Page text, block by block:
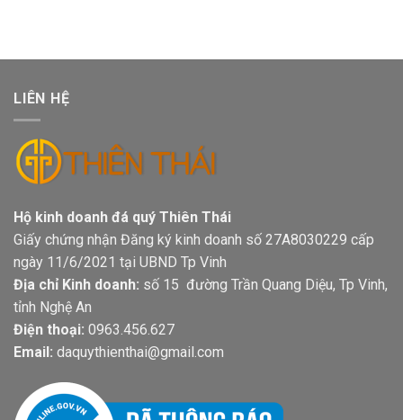
LIÊN HỆ
Hộ kinh doanh đá quý Thiên Thái
Giấy chứng nhận Đăng ký kinh doanh số 27A8030229 cấp
ngày 11/6/2021 tại UBND Tp Vinh
Địa chỉ Kinh doanh: số 15 đường Trần Quang Diệu, Tp Vinh,
tỉnh Nghệ An
Điện thoại: 0963.456.627
Email: daquythienthai@gmail.com